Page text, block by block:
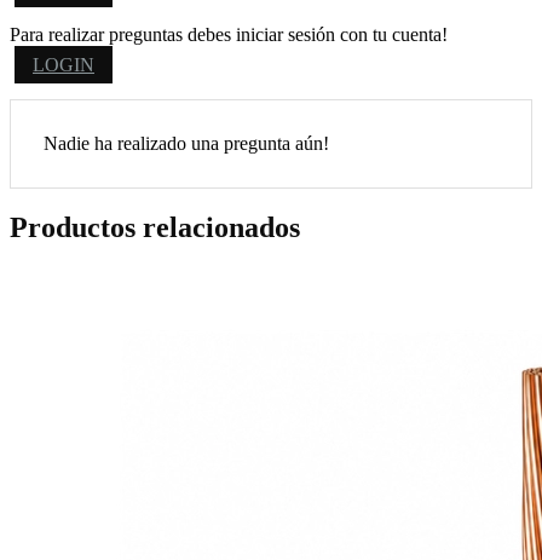
Para realizar preguntas debes iniciar sesión con tu cuenta!
LOGIN
Nadie ha realizado una pregunta aún!
Productos relacionados